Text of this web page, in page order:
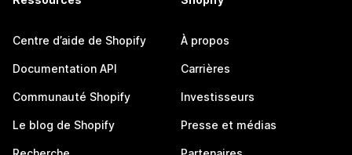
Centre d’aide de Shopify
Documentation API
Communauté Shopify
Le blog de Shopify
À propos
Carrières
Investisseurs
Presse et médias